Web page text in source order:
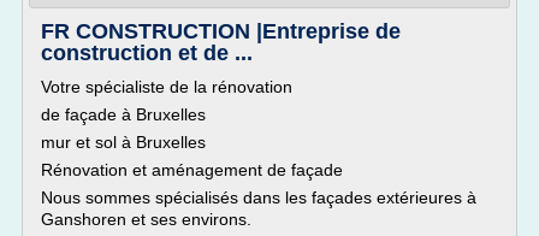
FR CONSTRUCTION |Entreprise de
construction et de ...
Votre spécialiste de la rénovation
de façade à Bruxelles
mur et sol à Bruxelles
Rénovation et aménagement de façade
Nous sommes spécialisés dans les façades extérieures à
Ganshoren et ses environs.